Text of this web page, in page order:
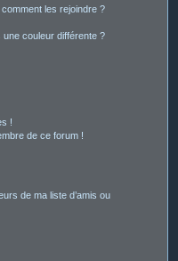
les rejoindre ?
couleur différente ?
!
de ce forum !
de ma liste d’amis ou